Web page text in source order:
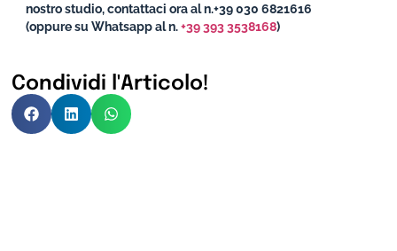
nostro studio, contattaci ora al n.+39 030 6821616
(oppure su Whatsapp al n.+39 393 3538168)
Condividi l'Articolo!